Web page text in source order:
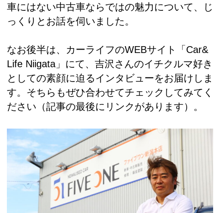
車にはない中古車ならではの魅力について、じ
っくりとお話を伺いました。
なお後半は、カーライフのWEBサイト「Car&
Life Niigata」にて、吉沢さんのイチクルマ好き
としての素顔に迫るインタビューをお届けしま
す。そちらもぜひ合わせてチェックしてみてく
ださい（記事の最後にリンクがあります）。